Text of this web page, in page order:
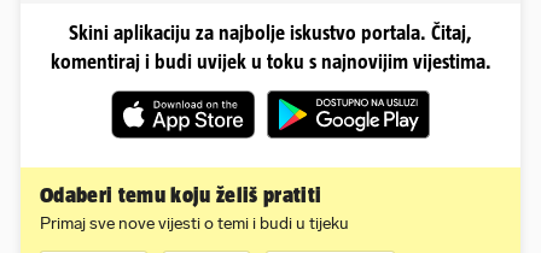
Skini aplikaciju za najbolje iskustvo portala. Čitaj,
komentiraj i budi uvijek u toku s najnovijim vijestima.
Odaberi temu koju želiš pratiti
Primaj sve nove vijesti o temi i budi u tijeku